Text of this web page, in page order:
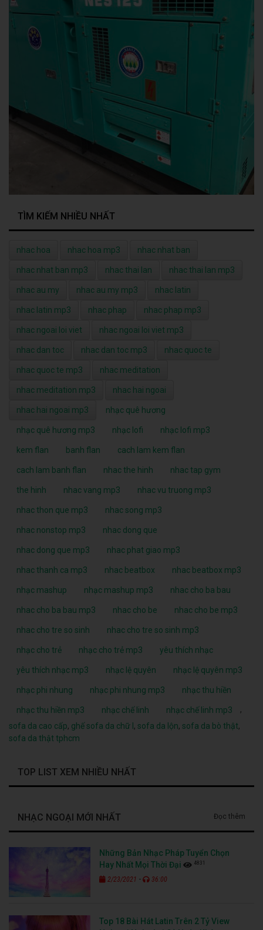
TÌM KIẾM NHIỀU NHẤT
nhac hoa nhac hoa mp3 nhac nhat ban
nhac nhat ban mp3 nhac thai lan nhac thai lan mp3
nhac au my nhac au my mp3 nhac latin
nhac latin mp3 nhac phap nhac phap mp3
nhac ngoai loi viet nhac ngoai loi viet mp3
nhac dan toc nhac dan toc mp3 nhac quoc te
nhac quoc te mp3 nhac meditation
nhac meditation mp3 nhac hai ngoai
nhac hai ngoai mp3 nhạc quê hương
nhạc quê hương mp3 nhạc lofi nhạc lofi mp3
kem flan banh flan cach lam kem flan
cach lam banh flan nhac the hinh nhac tap gym
the hinh nhac vang mp3 nhac vu truong mp3
nhac thon que mp3 nhac song mp3
nhac nonstop mp3 nhac dong que
nhac dong que mp3 nhac phat giao mp3
nhac thanh ca mp3 nhac beatbox nhac beatbox mp3
nhạc mashup nhạc mashup mp3 nhac cho ba bau
nhac cho ba bau mp3 nhac cho be nhac cho be mp3
nhac cho tre so sinh nhac cho tre so sinh mp3
nhạc cho trẻ nhạc cho trẻ mp3 yêu thích nhạc
yêu thích nhạc mp3 nhạc lệ quyên nhạc lệ quyên mp3
nhạc phi nhung nhạc phi nhung mp3 nhạc thu hiền
nhạc thu hiền mp3 nhạc chế linh nhạc chế linh mp3
,
sofa da cao cấp, ghế sofa da chữ l , sofa da lộn, sofa da bò thật,
sofa da thật tphcm
TOP LIST XEM NHIỀU NHẤT
NHẠC NGOẠI MỚI NHẤT Đọc thêm
Những Bản Nhạc Pháp Tuyển Chọn
Hay Nhất Mọi Thời Đại
4831
2/23/2021 - 36:00
Top 18 Bài Hát Latin Trên 2 Tỷ View